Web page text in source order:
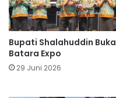
Bupati Shalahuddin Buka
Batara Expo
29 Juni 2026